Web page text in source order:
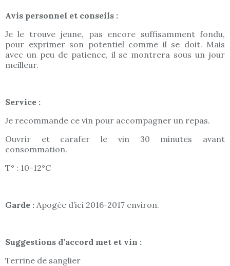
Avis personnel et conseils :
Je le trouve jeune, pas encore suffisamment fondu,
pour exprimer son potentiel comme il se doit. Mais
avec un peu de patience, il se montrera sous un jour
meilleur.
Service :
Je recommande ce vin pour accompagner un repas.
Ouvrir et carafer le vin 30 minutes avant
consommation.
T° : 10-12°C
Garde : Apogée d’ici 2016-2017 environ.
Suggestions d’accord met et vin :
Terrine de sanglier